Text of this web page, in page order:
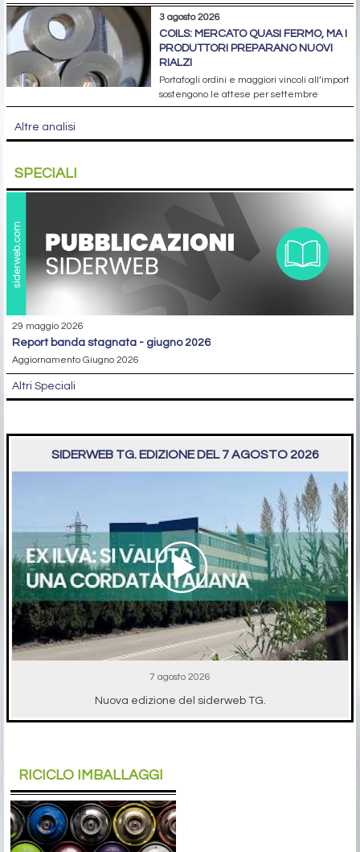
3 agosto 2026
COILS: MERCATO QUASI FERMO, MA I
PRODUTTORI PREPARANO NUOVI
RIALZI
Portafogli ordini e maggiori vincoli all’import
sostengono le attese per settembre
Altre analisi
SPECIALI
29 maggio 2026
report banda stagnata - giugno 2026
Aggiornamento Giugno 2026
Altri Speciali
SIDERWEB TG. EDIZIONE DEL 7 AGOSTO 2026
7 agosto 2026
Nuova edizione del siderweb TG.
RICICLO IMBALLAGGI